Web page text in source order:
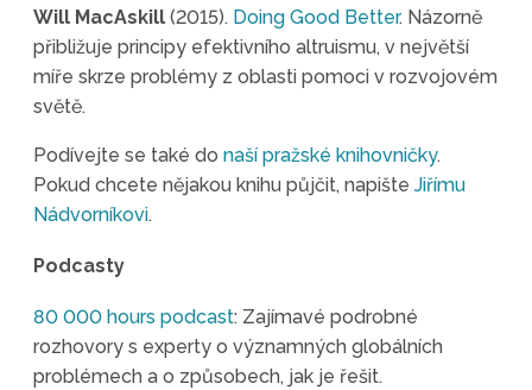
Will MacAskill (2015). Doing Good Better. Názorně
přibližuje principy efektivního altruismu, v největší
míře skrze problémy z oblasti pomoci v rozvojovém
světě.
Podívejte se také do naší pražské knihovničky.
Pokud chcete nějakou knihu půjčit, napište Jiřímu
Nádvorníkovi.
Podcasty
80 000 hours podcast: Zajímavé podrobné
rozhovory s experty o významných globálních
problémech a o způsobech, jak je řešit.